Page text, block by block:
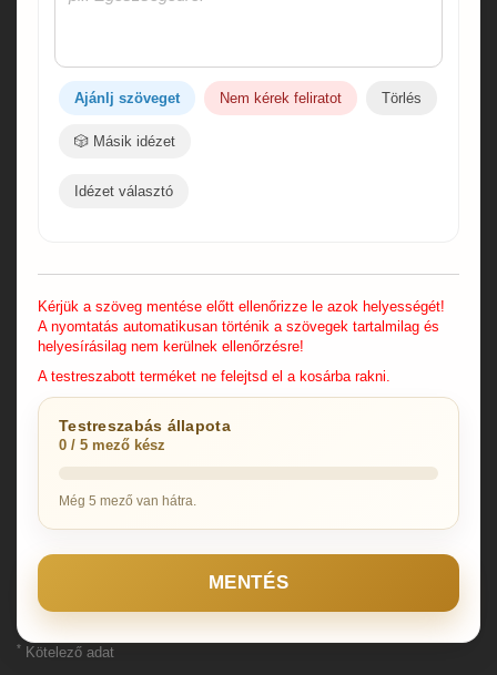
Ajánlj szöveget Nem kérek feliratot Törlés
🎲 Másik idézet
Idézet választó
Kérjük a szöveg mentése előtt ellenőrizze le azok helyességét!
A nyomtatás automatikusan történik a szövegek tartalmilag és
helyesírásilag nem kerülnek ellenőrzésre!
A testreszabott terméket ne felejtsd el a kosárba rakni.
Testreszabás állapota
0 / 5 mező kész
Még 5 mező van hátra.
MENTÉS
* Kötelező adat